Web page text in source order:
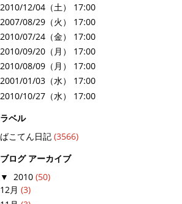
2010/12/04（土） 17:00
2007/08/29（火） 17:00
2010/07/24（金） 17:00
2010/09/20（月） 17:00
2010/08/09（月） 17:00
2001/01/03（水） 17:00
2010/10/27（水） 17:00
ラベル
ばこてん日記 (3566)
ブログ アーカイブ
▼ 2010 (50)
12月 (3)